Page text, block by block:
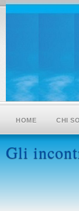
HOME CHI
Gli